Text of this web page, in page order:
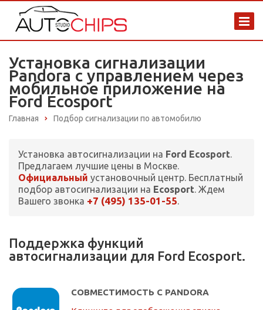
Установка сигнализации
Pandora с управлением через
мобильное приложение на
Ford Ecosport
Главная Подбор сигнализации по автомобилю
Установка автосигнализации на Ford Ecosport.
Предлагаем лучшие цены в Москве.
Официальный установочный центр. Бесплатный
подбор автосигнализации на Ecosport. Ждем
Вашего звонка +7 (495) 135-01-55.
Поддержка функций
автосигнализации для Ford Ecosport.
СОВМЕСТИМОСТЬ С PANDORA